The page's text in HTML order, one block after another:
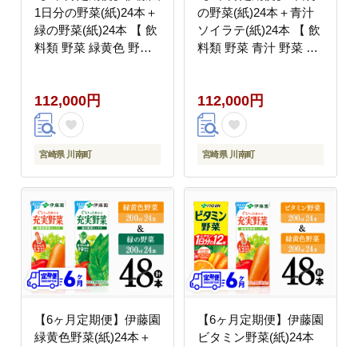
1日分の野菜(紙)24本＋
緑の野菜(紙)24本 【 飲
料類 野菜 緑黄色 野菜
[C07368t6]
112,000円
宮崎県 川南町
の野菜(紙)24本＋青汁
ソイラテ(紙)24本 【 飲
料類 野菜 青汁 野菜 ジ
[C07369t6]
112,000円
宮崎県 川南町
【6ヶ月定期便】伊藤園
緑黄色野菜(紙)24本＋
【6ヶ月定期便】伊藤園
ビタミン野菜(紙)24本